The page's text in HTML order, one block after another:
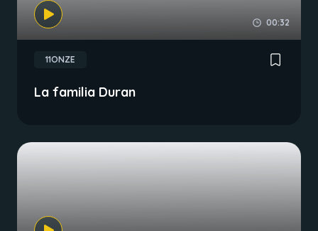
00:32
11ONZE
La familia Duran